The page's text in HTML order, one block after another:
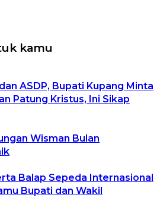
kamu
ASDP, Bupati Kupang Minta
Patung Kristus, Ini Sikap
Wisman Bulan
Balap Sepeda Internasional
Bupati dan Wakil